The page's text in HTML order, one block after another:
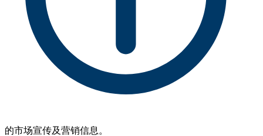
的市场宣传及营销信息。